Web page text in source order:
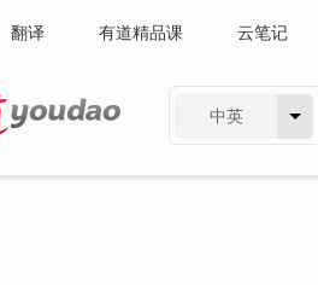
翻译 有道精品课 云笔记
中英